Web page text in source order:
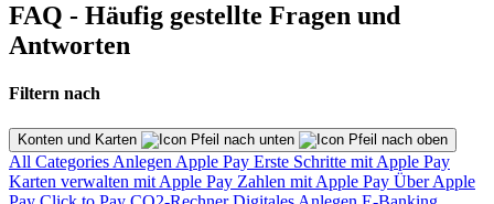
FAQ - Häufig gestellte Fragen und
Antworten
Filtern nach
Konten und Karten
All Categories Anlegen Apple Pay Erste Schritte mit Apple Pay
Karten verwalten mit Apple Pay Zahlen mit Apple Pay Über Apple